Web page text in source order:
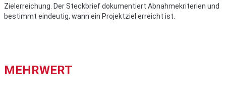
Zielerreichung. Der Steckbrief dokumentiert Abnahmekriterien und
bestimmt eindeutig, wann ein Projektziel erreicht ist.
MEHRWERT